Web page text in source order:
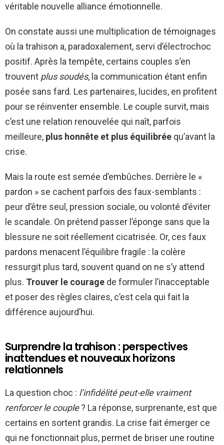
véritable nouvelle alliance émotionnelle.
On constate aussi une multiplication de témoignages
où la trahison a, paradoxalement, servi d’électrochoc
positif. Après la tempête, certains couples s’en
trouvent plus soudés, la communication étant enfin
posée sans fard. Les partenaires, lucides, en profitent
pour se réinventer ensemble. Le couple survit, mais
c’est une relation renouvelée qui naît, parfois
meilleure, plus honnête et plus équilibrée qu’avant la
crise.
Mais la route est semée d’embûches. Derrière le «
pardon » se cachent parfois des faux-semblants :
peur d’être seul, pression sociale, ou volonté d’éviter
le scandale. On prétend passer l’éponge sans que la
blessure ne soit réellement cicatrisée. Or, ces faux
pardons menacent l’équilibre fragile : la colère
ressurgit plus tard, souvent quand on ne s’y attend
plus. Trouver le courage de formuler l’inacceptable
et poser des règles claires, c’est cela qui fait la
différence aujourd’hui.
Surprendre la trahison : perspectives
inattendues et nouveaux horizons
relationnels
La question choc : l’infidélité peut-elle vraiment
renforcer le couple? La réponse, surprenante, est que
certains en sortent grandis. La crise fait émerger ce
qui ne fonctionnait plus, permet de briser une routine